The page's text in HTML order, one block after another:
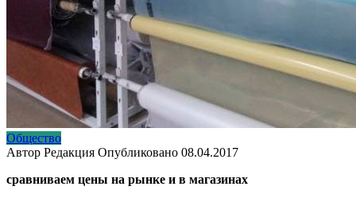
Общество
Автор Редакция Опубликовано 08.04.2017
сравниваем цены на рынке и в магазинах